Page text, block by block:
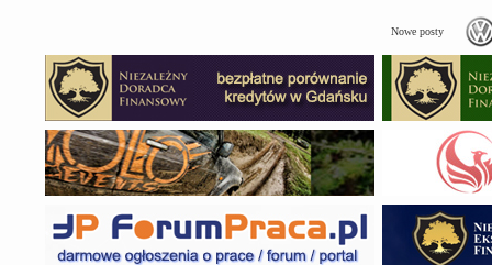
Nowe posty